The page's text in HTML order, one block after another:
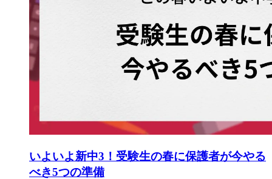
いよいよ新中3！受験生の春に保護者が今やる
べき5つの準備